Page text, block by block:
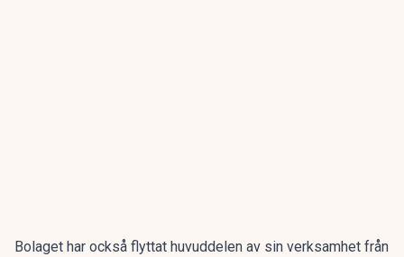
Bolaget har också flyttat huvuddelen av sin verksamhet från